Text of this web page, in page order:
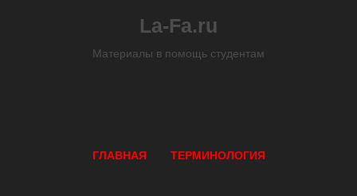
La-Fa.ru
Материалы в помощь студентам
ГЛАВНАЯ ТЕРМИНОЛОГИЯ